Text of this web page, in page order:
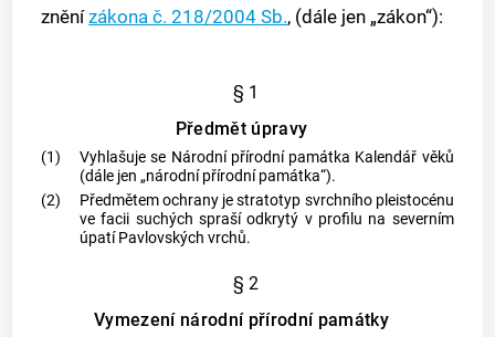
zněnízákona č. 218/2004 Sb., (dále jen „zákon“):
§ 1
Předmět úpravy
(1)
Vyhlašuje se Národní přírodní památka Kalendář věků
(dále jen „národní přírodní památka“).
(2)
Předmětem ochrany je stratotyp svrchního pleistocénu
ve facii suchých spraší odkrytý v profilu na severním
úpatí Pavlovských vrchů.
§ 2
Vymezení národní přírodní památky